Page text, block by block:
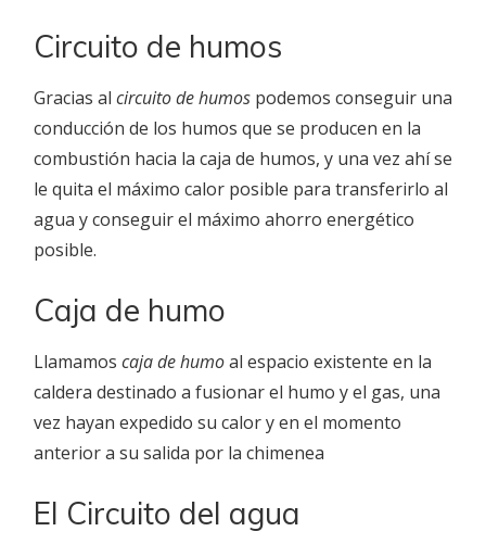
Circuito de humos
Gracias al circuito de humos podemos conseguir una
conducción de los humos que se producen en la
combustión hacia la caja de humos, y una vez ahí se
le quita el máximo calor posible para transferirlo al
agua y conseguir el máximo ahorro energético
posible.
Caja de humo
Llamamos caja de humoal espacio existente en la
caldera destinado a fusionar el humo y el gas, una
vez hayan expedido su calor y en el momento
anterior a su salida por la chimenea
El Circuito del agua